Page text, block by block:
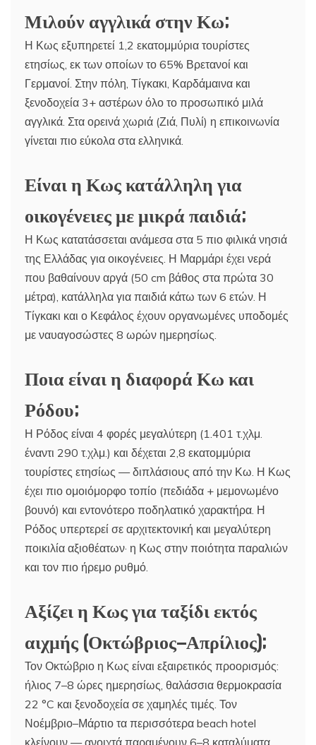
Μιλούν αγγλικά στην Κω;
Η Κως εξυπηρετεί 1,2 εκατομμύρια τουρίστες
ετησίως, εκ των οποίων το 65% Βρετανοί και
Γερμανοί. Στην πόλη, Τίγκακι, Καρδάμαινα και
ξενοδοχεία 3+ αστέρων όλο το προσωπικό μιλά
αγγλικά. Στα ορεινά χωριά (Ζιά, Πυλί) η επικοινωνία
γίνεται πιο εύκολα στα ελληνικά.
Είναι η Κως κατάλληλη για
οικογένειες με μικρά παιδιά;
Η Κως κατατάσσεται ανάμεσα στα 5 πιο φιλικά νησιά
της Ελλάδας για οικογένειες. Η Μαρμάρι έχει νερά
που βαθαίνουν αργά (50 cm βάθος στα πρώτα 30
μέτρα), κατάλληλα για παιδιά κάτω των 6 ετών. Η
Τίγκακι και ο Κεφάλος έχουν οργανωμένες υποδομές
με ναυαγοσώστες 8 ωρών ημερησίως.
Ποια είναι η διαφορά Κω και
Ρόδου;
Η Ρόδος είναι 4 φορές μεγαλύτερη (1.401 τ.χλμ.
έναντι 290 τ.χλμ.) και δέχεται 2,8 εκατομμύρια
τουρίστες ετησίως — διπλάσιους από την Κω. Η Κως
έχει πιο ομοιόμορφο τοπίο (πεδιάδα + μεμονωμένο
βουνό) και εντονότερο ποδηλατικό χαρακτήρα. Η
Ρόδος υπερτερεί σε αρχιτεκτονική και μεγαλύτερη
ποικιλία αξιοθέατων· η Κως στην ποιότητα παραλιών
και τον πιο ήρεμο ρυθμό.
Αξίζει η Κως για ταξίδι εκτός
αιχμής (Οκτώβριος–Απρίλιος);
Τον Οκτώβριο η Κως είναι εξαιρετικός προορισμός:
ήλιος 7–8 ώρες ημερησίως, θαλάσσια θερμοκρασία
22 °C και ξενοδοχεία σε χαμηλές τιμές. Τον
Νοέμβριο–Μάρτιο τα περισσότερα beach hotel